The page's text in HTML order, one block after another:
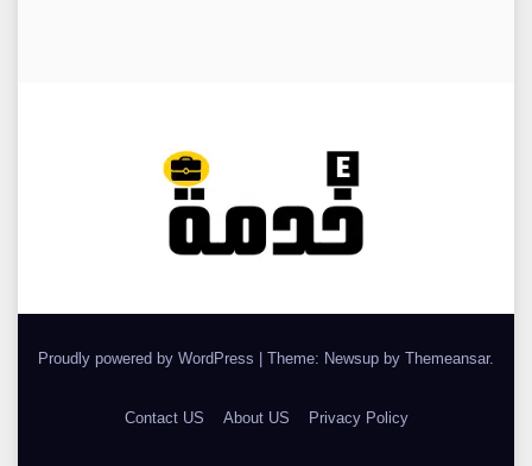
Proudly powered by WordPress Theme: Newsup by Themeansar.
Contact US About US Privacy Policy